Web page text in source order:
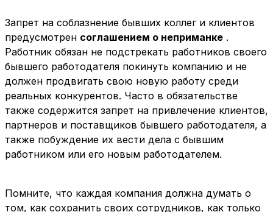
Запрет на соблазнение бывших коллег и клиентов
предусмотрен соглашением о неприманке .
Работник обязан не подстрекать работников своего
бывшего работодателя покинуть компанию и не
должен продвигать свою новую работу среди
реальных конкурентов. Часто в обязательстве
также содержится запрет на привлечение клиентов,
партнеров и поставщиков бывшего работодателя, а
также побуждение их вести дела с бывшим
работником или его новым работодателем.
Помните, что каждая компания должна думать о
том, как сохранить своих сотрудников, как только